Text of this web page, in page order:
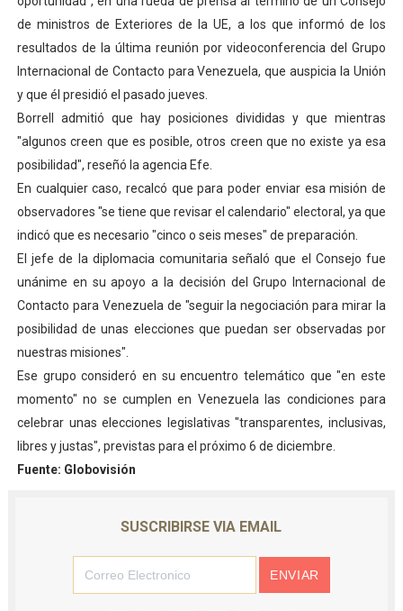
Fundecem inició con éxito el taller vacacional de
El Lactario del Iahula celebra la Semana Mundial de la
Plan Vacacional "Venezuela Ríe 2026" brinda
Iniciación al yoga reúne a diversos clubes deportivos
Mincomunas impulsa el autogobierno en Mérida con
Expertos inspeccionan espacios del OAN para la
de ministros de Exteriores de la UE, a los que informó de los
resultados de la última reunión por videoconferencia del Grupo
Internacional de Contacto para Venezuela, que auspicia la Unión
y que él presidió el pasado jueves.
Borrell admitió que hay posiciones divididas y que mientras
"algunos creen que es posible, otros creen que no existe ya esa
posibilidad", reseñó la agencia Efe.
En cualquier caso, recalcó que para poder enviar esa misión de
observadores "se tiene que revisar el calendario" electoral, ya que
indicó que es necesario "cinco o seis meses" de preparación.
El jefe de la diplomacia comunitaria señaló que el Consejo fue
unánime en su apoyo a la decisión del Grupo Internacional de
Contacto para Venezuela de "seguir la negociación para mirar la
posibilidad de unas elecciones que puedan ser observadas por
nuestras misiones".
Ese grupo consideró en su encuentro telemático que "en este
momento" no se cumplen en Venezuela las condiciones para
celebrar unas elecciones legislativas "transparentes, inclusivas,
libres y justas", previstas para el próximo 6 de diciembre.
Fuente: Globovisión
SUSCRIBIRSE VIA EMAIL